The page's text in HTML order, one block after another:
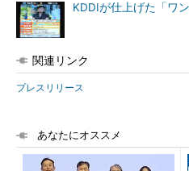
KDDIが仕上げた「ワ
関連リンク
プレスリリース
あなたにオススメ